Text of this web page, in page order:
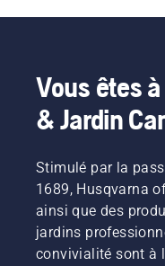
Husqvarna
Explore and
Vous êtes
& Jardin
Stimulé par la
1689, Husqvarna
ainsi que des
jardins
convivialité sont à